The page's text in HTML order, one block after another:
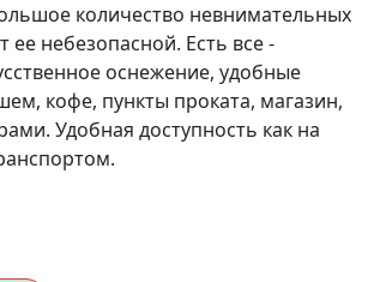
количество невнимательных
ее небезопасной. Есть все -
оснежение, удобные
кофе, пункты проката, магазин,
Удобная доступность как на